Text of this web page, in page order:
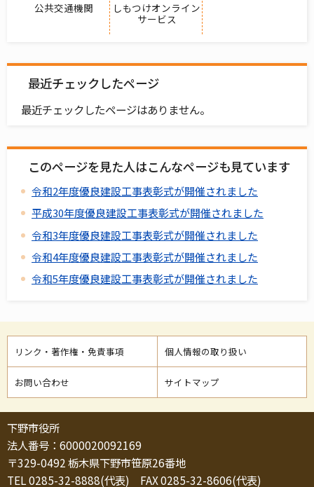
公共交通機関
しもつけオンライン
サービス
最近チェックしたページ
最近チェックしたページはありません。
このページを見た人はこんなページも見ています
令和2年度優良建設工事表彰式が開催されました
平成30年度優良建設工事表彰式が開催されました
令和3年度優良建設工事表彰式が開催されました
令和4年度優良建設工事表彰式が開催されました
令和5年度優良建設工事表彰式が開催されました
リンク・著作権・免責事項 個人情報の取り扱い
お問い合わせ サイトマップ
下野市役所
法人番号：6000020092169
〒329-0492 栃木県下野市笹原26番地
TEL 0285-32-8888(代表) FAX 0285-32-8606(代表)